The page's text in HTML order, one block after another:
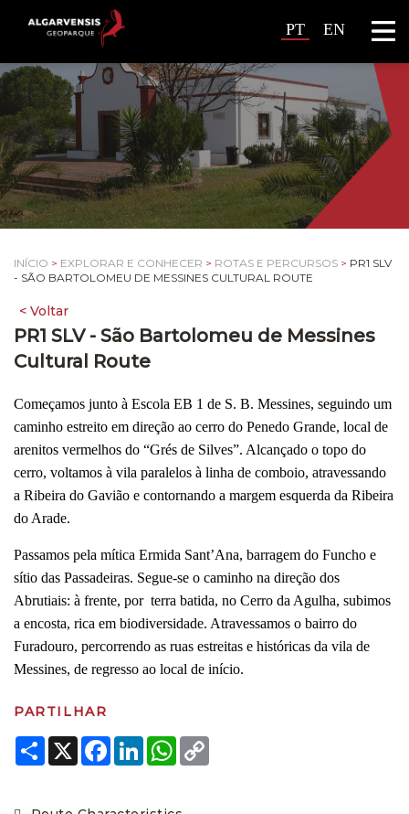
PT EN
INÍCIO > EXPLORAR E CONHECER > ROTAS E PERCURSOS > PR1 SLV
- SÃO BARTOLOMEU DE MESSINES CULTURAL ROUTE
PR1 SLV - São Bartolomeu de Messines
Cultural Route
Começamos junto à Escola EB 1 de S. B. Messines, seguindo um
caminho estreito em direção ao cerro do Penedo Grande, local de
arenitos vermelhos do “Grés de Silves”. Alcançado o topo do
cerro, voltamos à vila paralelos à linha de comboio, atravessando
a Ribeira do Gavião e contornando a margem esquerda da Ribeira
do Arade.
Passamos pela mítica Ermida Sant’Ana, barragem do Funcho e
sítio das Passadeiras. Segue-se o caminho na direção dos
Abrutiais: à frente, por terra batida, no Cerro da Agulha, subimos
a encosta, rica em biodiversidade. Atravessamos o bairro do
Furadouro, percorrendo as ruas estreitas e históricas da vila de
Messines, de regresso ao local de início.
PARTILHAR
Share
X Facebook
LinkedInWhatsApp